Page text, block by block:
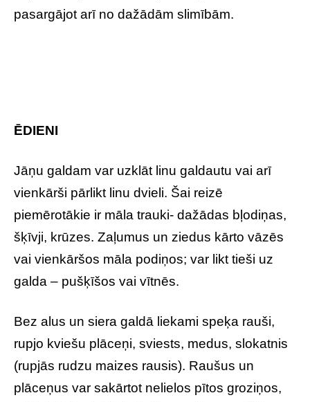
pasargājot arī no dažādām slimībām.
ĒDIENI
Jāņu galdam var uzklāt linu galdautu vai arī
vienkārši pārlikt linu dvieli. Šai reizē
piemērotākie ir māla trauki- dažādas bļodiņas,
šķīvji, krūzes. Zaļumus un ziedus kārto vāzēs
vai vienkāršos māla podiņos; var likt tieši uz
galda – pušķīšos vai vītnēs.
Bez alus un siera galdā liekami speķa rauši,
rupjo kviešu plāceņi, sviests, medus, slokatnis
(rupjās rudzu maizes rausis). Raušus un
plāceņus var sakārtot nelielos pītos groziņos,